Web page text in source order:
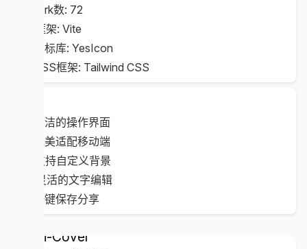
🍴 fork数: 72
📦 框架: Vite
🧩 图标库: YesIcon
🎨 CSS框架: Tailwind CSS
🎨 简洁的操作界面
📱 完美适配移动端
🖼️ 支持自定义背景
✍️ 灵活的文字编辑
💾 一键保存分享
Mini-Cover